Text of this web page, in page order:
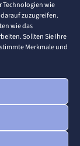
Technologien wie
zuzugreifen.
wie das
Sollten Sie Ihre
Merkmale und
Dienst (hier
kann es
auch
Benutzern